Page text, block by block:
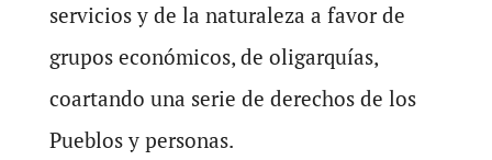
servicios y de la naturaleza a favor de
grupos económicos, de oligarquías,
coartando una serie de derechos de los
Pueblos y personas.